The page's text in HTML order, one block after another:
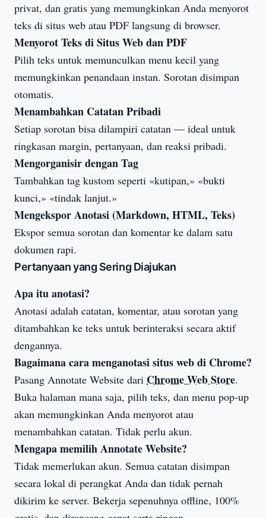
privat, dan gratis yang memungkinkan Anda menyorot
teks di situs web atau PDF langsung di browser.
Menyorot Teks diSitus Webdan PDF
Pilih teks untuk memunculkan menu kecil yang
memungkinkan penandaan instan. Sorotan disimpan
otomatis.
Menambahkan Catatan Pribadi
Setiap sorotan bisa dilampiri catatan — ideal untuk
ringkasan margin, pertanyaan, dan reaksi pribadi.
Mengorganisir dengan Tag
Tambahkan tag kustom seperti «kutipan,» «bukti
kunci,» «tindak lanjut.»
Mengekspor Anotasi (Markdown, HTML, Teks)
Ekspor semua sorotan dan komentar ke dalam satu
dokumen rapi.
Pertanyaan yang Sering Diajukan
Apa itu anotasi?
Anotasi adalah catatan, komentar, atau sorotan yang
ditambahkan ke teks untuk berinteraksi secara aktif
dengannya.
Bagaimana cara menganotasi situs web di Chrome?
Pasang Annotate Website dari Chrome Web Store.
Buka halaman mana saja, pilih teks, dan menu pop-up
akan memungkinkan Anda menyorot atau
menambahkan catatan. Tidak perlu akun.
Mengapa memilih Annotate Website?
Tidak memerlukan akun. Semua catatan disimpan
secara lokal di perangkat Anda dan tidak pernah
dikirim ke server. Bekerja sepenuhnya offline, 100%